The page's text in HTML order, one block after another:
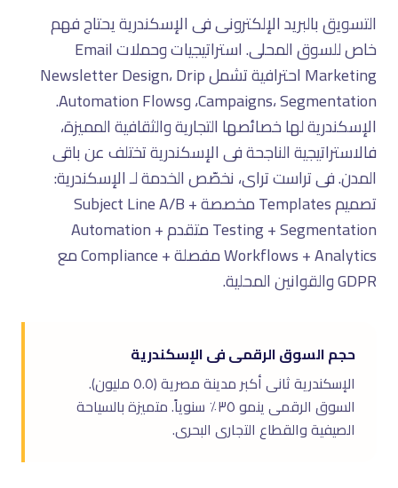
التسويق بالبريد الإلكترونى فى الإسكندرية يحتاج فهم
خاص للسوق المحلى. استراتيجيات وحملات Email
Marketing احترافية تشمل Newsletter Design، Drip
Campaigns، Segmentation، وAutomation Flows.
الإسكندرية لها خصائصها التجارية والثقافية المميزة،
فالاستراتيجية الناجحة فى الإسكندرية تختلف عن باقى
المدن. فى تراست تراى، نخصّص الخدمة لـ الإسكندرية:
تصميم Templates مخصصة + Subject Line A/B
Testing + Segmentation متقدم + Automation
Workflows + Analytics مفصلة + Compliance مع
GDPR والقوانين المحلية.
حجم السوق الرقمى فى الإسكندرية
الإسكندرية ثانى أكبر مدينة مصرية (٥.٥ مليون).
السوق الرقمى ينمو ٣٥٪ سنوياً. متميزة بالسياحة
الصيفية والقطاع التجارى البحرى.